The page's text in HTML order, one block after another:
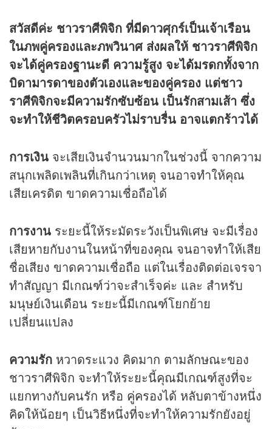
สวัสดีค่ะ ชาวราศีพิจิก ที่มีดาวศุกร์เป็นเจ้าเรือน
ในภพคู่ครองและภพวินาศ ส่งผลให้ ชาวราศีพิจิก
จะได้คู่ครองฐานะดี ความรู้สูง จะได้มรดกทั้งจาก
บิดามารดาของตัวเองและของคู่ครอง แต่ชาว
ราศีพิจิกจะมีความรักซับซ้อน เป็นรักสามเส้า ซึ่ง
จะทำให้ชีวิตครอบครัวไม่ราบรื่น อาจแตกร้าวได้
การเงิน จะเสียเงินจำนวนมากในช่วงนี้ จากความ
สนุกเพลิดเพลินที่เกินกว่าเหตุ จนอาจทำให้คุณ
เสียเครดิต ขาดความเชื่อถือได้
การงาน ระยะนี้ให้ระมัดระวังเป็นพิเศษ จะมีเรื่อง
เสียหายกับงานในหน้าที่ของคุณ จนอาจทำให้เสีย
ชื่อเสียง ขาดความเชื่อถือ แต่ในเรื่องติดต่อเจรจา
ทำสัญญา มีเกณฑ์ว่าจะสำเร็จค่ะ และ สำหรับ
มนุษย์เงินเดือน ระยะนี้มีเกณฑ์โยกย้าย
เปลี่ยนแปลง
ความรัก หวาดระแวง คิดมาก ตามลักษณะของ
ชาวราศีพิจิก จะทำให้ระยะนี้คุณมีเกณฑ์สูงที่จะ
แยกทางกับคนรัก หรือ คู่ครองได้ หลับตาข้างหนึ่ง
คิดให้น้อยๆ เป็นวิธีหนึ่งที่จะทำให้ความรักยังอยู่